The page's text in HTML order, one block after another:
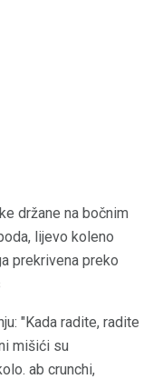
držane na bočnim
lijevo koleno
prekrivena preko
"Kada radite, radite
mišići su
ab crunchi,